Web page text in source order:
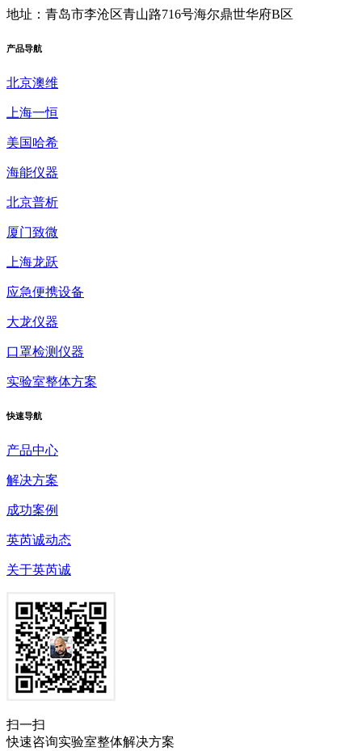
地址：青岛市李沧区青山路716号海尔鼎世华府B区
产品导航
北京澳维
上海一恒
美国哈希
海能仪器
北京普析
厦门致微
上海龙跃
应急便携设备
大龙仪器
口罩检测仪器
实验室整体方案
快速导航
产品中心
解决方案
成功案例
英芮诚动态
关于英芮诚
扫一扫
快速咨询实验室整体解决方案